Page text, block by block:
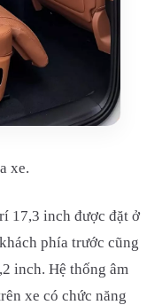
xe.
17,3 inch được đặt ở
phía trước cũng
inch. Hệ thống âm
xe có chức năng